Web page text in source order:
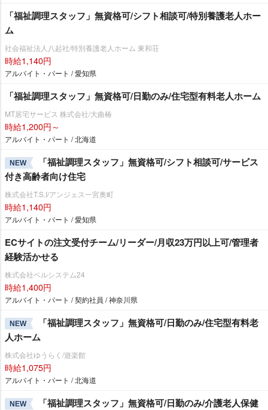
「福祉調理スタッフ」無資格可/シフト相談可/特別養護老人ホー
ム
社会福祉法人八起社/特別養護老人ホーム 東和荘
時給1,140円
アルバイト・パート / 愛知県
「福祉調理スタッフ」無資格可/日勤のみ/住宅型有料老人ホーム
MT居宅サービス 株式会社/大曲椿
時給1,200円～
アルバイト・パート / 北海道
NEW
「福祉調理スタッフ」無資格可/シフト相談可/サービス
付き高齢者向け住宅
株式会社T.S.I/アンジェス一宮奥町
時給1,140円
アルバイト・パート / 愛知県
ECサイトの注文受付チーム/リーダー/月収23万円以上可/管理者
経験活かせる
株式会社ベルシステム24
時給1,400円
アルバイト・パート / 契約社員 / 神奈川県
NEW
「福祉調理スタッフ」無資格可/日勤のみ/住宅型有料老
人ホーム
株式会社ゆうらく/遊楽館
時給1,075円
アルバイト・パート / 北海道
NEW 「福祉調理スタッフ」無資格可/日勤のみ/介護老人保健